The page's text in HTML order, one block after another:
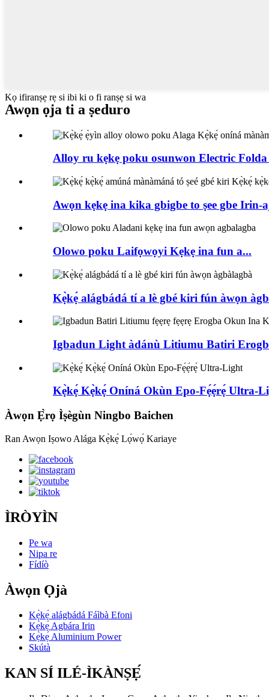
Kọ ifiranṣẹ rẹ si ibi ki o fi ranṣẹ si wa
Awọn ọja ti a ṣeduro
Alloy ru kẹkẹ poku osunwon Electric Folda
Awọn kẹkẹ ina kika gbigbe to ṣee gbe Irin-
Olowo poku Laifọwọyi Kẹkẹ ina fun a...
Kẹ̀kẹ́ alágbádá tí a lè gbé kiri fún àwọn
Igbadun Light àdánù Litiumu Batiri
Kẹ̀kẹ́ Kẹ̀kẹ́ Oníná Okùn Epo-Fẹ́ẹ́rẹ́ Ultra-
Àwọn Ẹ̀rọ Ìṣègùn Ningbo Baichen
Ran Awọn Iṣowo Alága Kẹ̀kẹ́ Lọ́wọ́ Kariaye
ÌRÒYÌN
Pe wa
Nipa re
Fídíò
Àwọn Ọjà
Kẹ̀kẹ́ alágbádá Fáìbà Efoni
Kẹ̀kẹ́ Agbára Irin
Kẹ̀kẹ́ Aluminium Power
Skútà
KAN SÍ ILÉ-ÌKÀNṢẸ́